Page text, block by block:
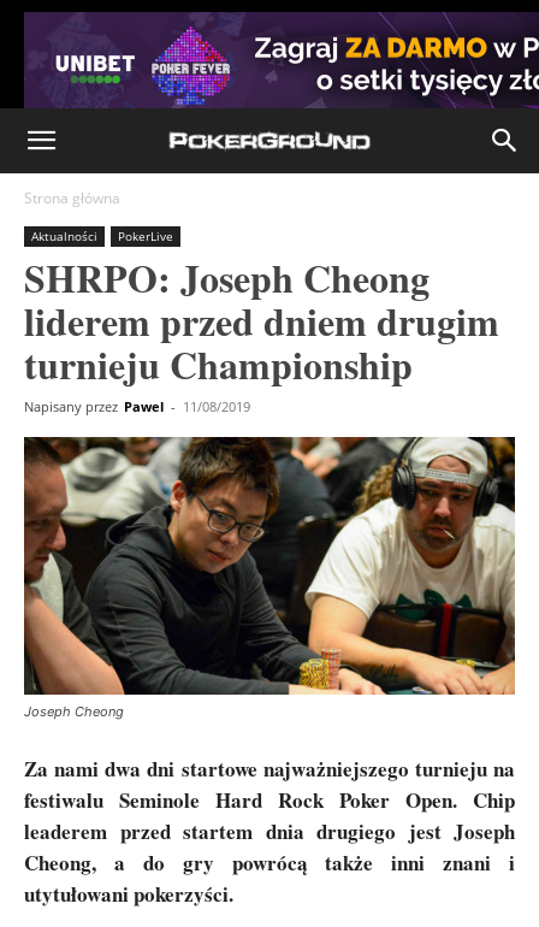
Strona główna
Aktualności PokerLive
SHRPO: Joseph Cheong
liderem przed dniem drugim
turnieju Championship
Napisany przez Pawel - 11/08/2019
Joseph Cheong
Za nami dwa dni startowe najważniejszego turnieju na
festiwalu Seminole Hard Rock Poker Open. Chip
leaderem przed startem dnia drugiego jest Joseph
Cheong, a do gry powrócą także inni znani i
utytułowani pokerzyści.